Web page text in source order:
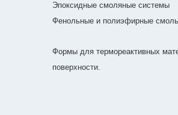
Эпоксидные смоляные системы
Фенольные и полиэфирные
Формы для термореактивных
поверхности.